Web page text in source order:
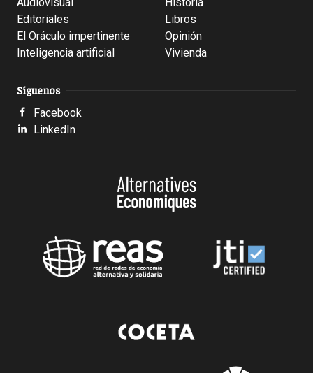
Editoriales
El Oráculo impertinente
Inteligencia artificial
Libros
Opinión
Vivienda
Síguenos
Facebook
LinkedIn